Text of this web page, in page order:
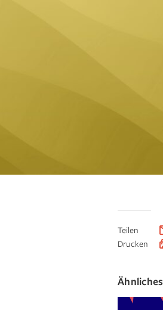
Teilen
Drucken
Ähnliches